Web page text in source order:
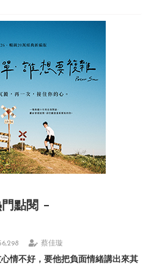
點閱
蔡佳璇
心情不好，要他把負面情緒講出來其